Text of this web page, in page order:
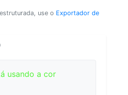
use o Exportador de
usando a cor